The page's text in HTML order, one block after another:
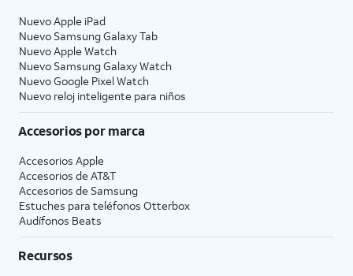
Nuevo Apple iPad
Nuevo Samsung Galaxy Tab
Nuevo Apple Watch
Nuevo Samsung Galaxy Watch
Nuevo Google Pixel Watch
Nuevo reloj inteligente para niños
Accesorios por marca
Accesorios Apple
Accesorios de AT&T
Accesorios de Samsung
Estuches para teléfonos Otterbox
Audífonos Beats
Recursos